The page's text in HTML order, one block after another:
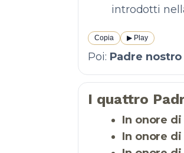
introdotti
Copia ▶︎ Play
Poi: Padre nostro
I quattro
In onore di
In onore di